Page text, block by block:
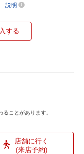
説明
する
ことがあります。
店舗に行く
(来店予約)